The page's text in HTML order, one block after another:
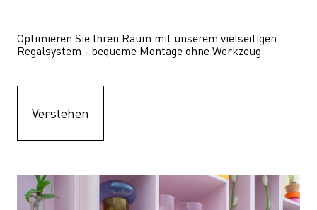
Optimieren Sie Ihren Raum mit unserem vielseitigen
Regalsystem - bequeme Montage ohne Werkzeug.
Verstehen